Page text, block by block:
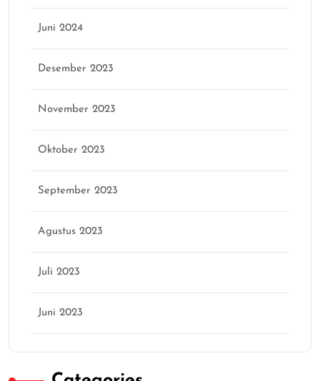
Juni 2024
Desember 2023
November 2023
Oktober 2023
September 2023
Agustus 2023
Juli 2023
Juni 2023